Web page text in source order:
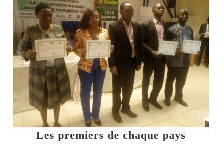
Les premiers de chaque pays